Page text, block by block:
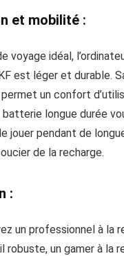
et mobilité :
voyage idéal,
est léger et durable.
un confort
batterie longue durée
jouer pendant de
de la recharge.
:
un professionnel à la
robuste, un gamer à la